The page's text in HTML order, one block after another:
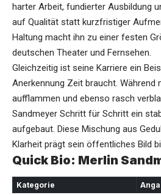
harter Arbeit, fundierter Ausbildung
auf Qualität statt kurzfristiger
Haltung macht ihn zu einer festen
deutschen Theater und Fernsehen.
Gleichzeitig ist seine Karriere ein
Anerkennung Zeit braucht. Während
aufflammen und ebenso rasch
Sandmeyer Schritt für Schritt ein
aufgebaut. Diese Mischung aus
Klarheit prägt sein öffentliches Bild
Quick Bio: Merlin
Kategorie